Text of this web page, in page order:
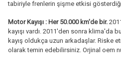
tabiriyle frenlerin şişme etkisi
Motor Kayışı : Her 50.000 km'de bir.
kayışı vardı. 2011'den sonra klima'da
kayış oldukça uzun arkadaşlar. Riske
olarak temin edebilirsiniz. Orjinal oem